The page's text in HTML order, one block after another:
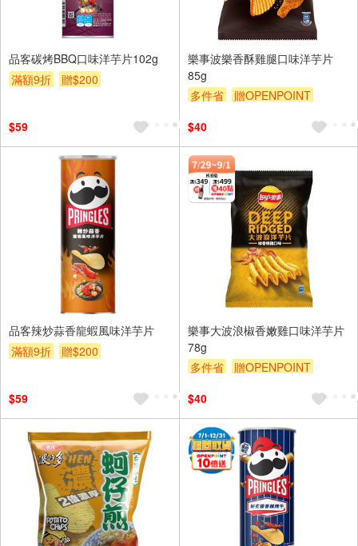
品客碳烤BBQ口味洋芋片102g
滿額9折
贈$200
$59
樂事波樂香酥雞腿口味洋芋片
85g
多件省
贈OPENPOINT
$40
品客辣炒蒜香龍蝦風味洋芋片
滿額9折
贈$200
$59
樂事大波浪椒香嫩雞口味洋芋片
78g
多件省
贈OPENPOINT
$40